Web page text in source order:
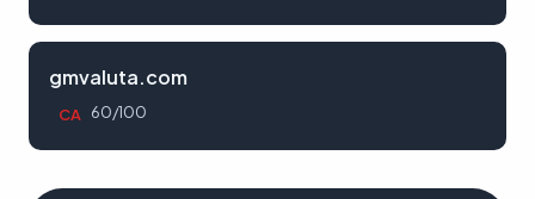
gmvaluta.com
CA 60/100